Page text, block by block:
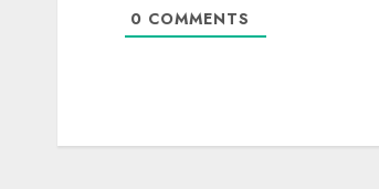
0 COMMENTS